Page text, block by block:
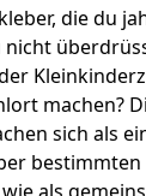
die du
machen?
sich als